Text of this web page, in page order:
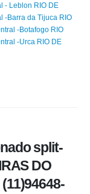
- Leblon RIO DE
-Barra da Tijuca RIO
-Botafogo RIO
-Urca RIO DE
split-
DO